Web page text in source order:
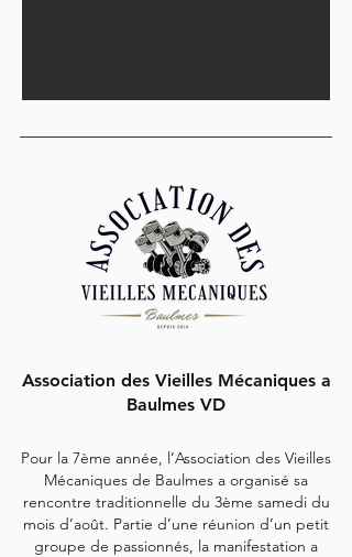
Association des Vieilles Mécaniques a
Baulmes VD
Pour la 7ème année, l’Association des Vieilles
Mécaniques de Baulmes a organisé sa
rencontre traditionnelle du 3ème samedi du
mois d’août. Partie d’une réunion d’un petit
groupe de passionnés, la manifestation a